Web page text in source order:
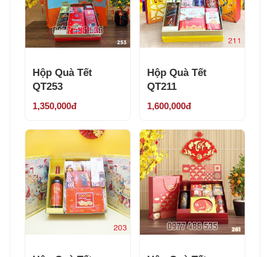
Hộp Quà Tết
QT253
1,350,000đ
Hộp Quà Tết
QT211
1,600,000đ